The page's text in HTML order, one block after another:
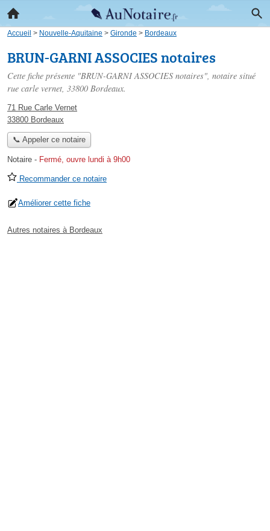
Accueil > Nouvelle-Aquitaine > Gironde > Bordeaux
BRUN-GARNI ASSOCIES notaires
Cette fiche présente "BRUN-GARNI ASSOCIES notaires", notaire situé
rue carle vernet, 33800 Bordeaux.
71 Rue Carle Vernet
33800 Bordeaux
📞 Appeler ce notaire
Notaire - Fermé, ouvre lundi à 9h00
Recommander ce notaire
Améliorer cette fiche
Autres notaires à Bordeaux